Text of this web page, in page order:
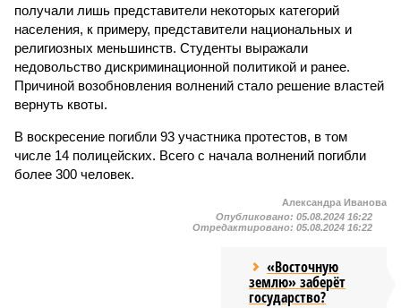
получали лишь представители некоторых категорий
населения, к примеру, представители национальных и
религиозных меньшинств. Студенты выражали
недовольство дискриминационной политикой и ранее.
Причиной возобновления волнений стало решение властей
вернуть квоты.
В воскресение погибли 93 участника протестов, в том
числе 14 полицейских. Всего с начала волнений погибли
более 300 человек.
Александра Иванова
Опубликовано: 05.08.2024 16:22
Отредактировано: 05.08.2024 16:22
«Восточную
землю» заберёт
государство?